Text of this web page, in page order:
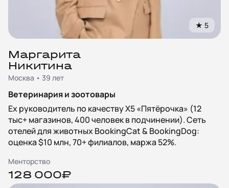
★ 5
Маргарита
Никитина
Москва • 39 лет
Ветеринария и зоотовары
Ex руководитель по качеству X5 «Пятёрочка» (12
тыс+ магазинов, 400 человек в подчинении). Сеть
отелей для животных BookingCat & BookingDog:
оценка $10 млн, 70+ филиалов, маржа 52%.
Менторство
128 000₽